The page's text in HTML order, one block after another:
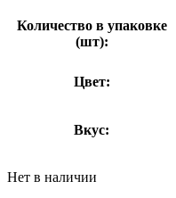
Количество в упаковке
(шт):
Цвет:
Вкус:
Нет в наличии